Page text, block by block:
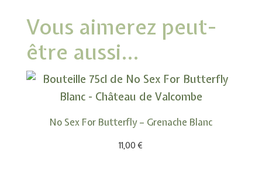
Vous aimerez peut-
être aussi…
No Sex For Butterfly – Grenache Blanc
11,00€